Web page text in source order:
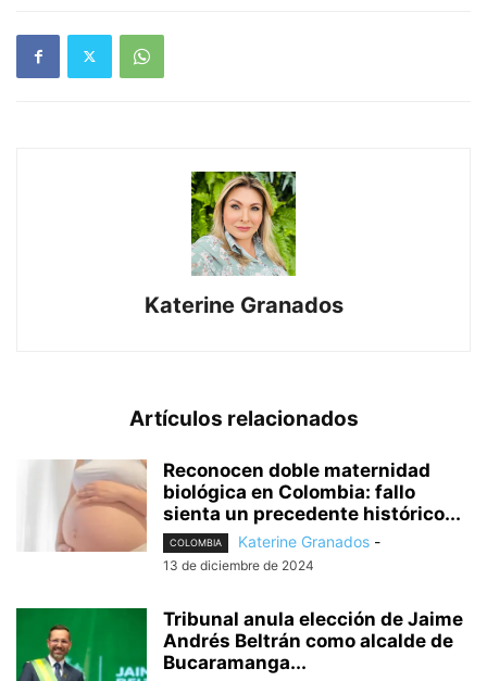
Katerine Granados
Artículos relacionados
Reconocen doble maternidad
biológica en Colombia: fallo
sienta un precedente histórico...
COLOMBIA Katerine Granados -
13 de diciembre de 2024
Tribunal anula elección de Jaime
Andrés Beltrán como alcalde de
Bucaramanga...